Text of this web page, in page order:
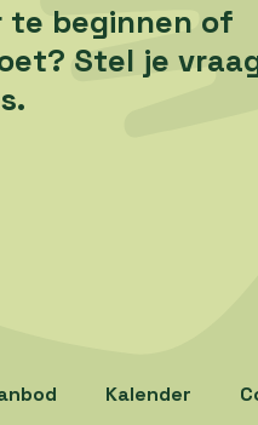
te beginnen of
Stel je
Kalender